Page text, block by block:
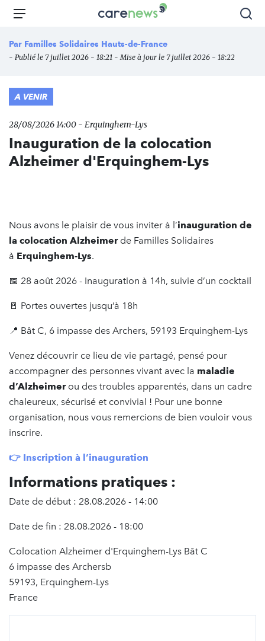
Aller
principal
Carenews,
média
des
Menu
Par Familles Solidaires Hauts-de-France
- Publié le 7 juillet 2026 - 18:21 - Mise à jour le 7 juillet 2026 - 18:22
A VENIR
28/08/2026 14:00 - Erquinghem-Lys
Inauguration de la colocation
Alzheimer d'Erquinghem-Lys
Nous avons le plaisir de vous inviter à l’inauguration de
la colocation Alzheimer de Familles Solidaires
à Erquinghem-Lys.
📅 28 août 2026 - Inauguration à 14h, suivie d’un cocktail
🚪 Portes ouvertes jusqu’à 18h
📍 Bât C, 6 impasse des Archers, 59193 Erquinghem-Lys
Venez découvrir ce lieu de vie partagé, pensé pour
accompagner des personnes vivant avec la maladie
d’Alzheimerou des troubles apparentés, dans un cadre
chaleureux, sécurisé et convivial ! Pour une bonne
organisation, nous vous remercions de bien vouloir vous
inscrire.
👉 Inscription à l’inauguration
Informations pratiques :
Date de début : 28.08.2026 - 14:00
Date de fin : 28.08.2026 - 18:00
Colocation Alzheimer d'Erquinghem-Lys Bât C
6 impasse des Archersb
59193, Erquinghem-Lys
France